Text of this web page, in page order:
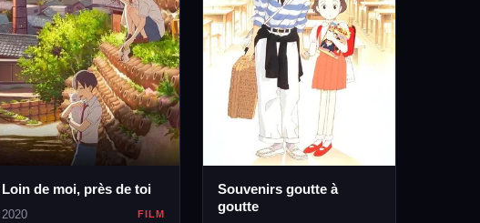
Loin de moi, près de toi
2020 FILM
Souvenirs goutte à
goutte